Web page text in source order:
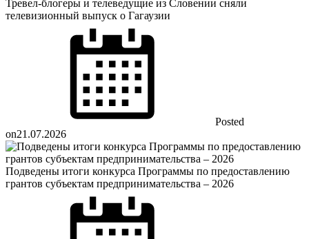
Тревел-блогеры и телеведущие из Словении сняли
телевизионный выпуск о Гагаузии
Posted
on21.07.2026
Подведены итоги конкурса Программы по предоставлению
грантов субъектам предпринимательства – 2026